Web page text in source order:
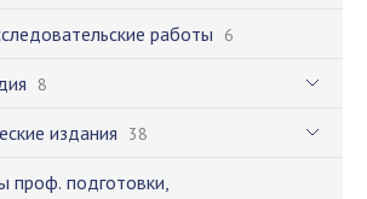
работы 6
8
издания 38
проф. подготовки,